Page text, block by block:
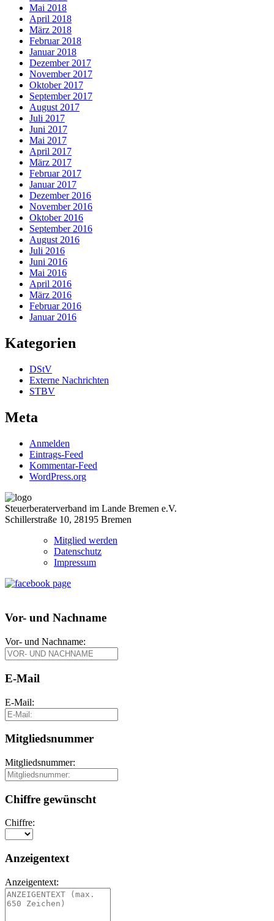
Mai 2018
April 2018
März 2018
Februar 2018
Januar 2018
Dezember 2017
November 2017
Oktober 2017
September 2017
August 2017
Juli 2017
Juni 2017
Mai 2017
April 2017
März 2017
Februar 2017
Januar 2017
Dezember 2016
November 2016
Oktober 2016
September 2016
August 2016
Juli 2016
Juni 2016
Mai 2016
April 2016
März 2016
Februar 2016
Januar 2016
Kategorien
DStV
Externe Nachrichten
STBV
Meta
Anmelden
Eintrags-Feed
Kommentar-Feed
WordPress.org
Steuerberaterverband im Lande Bremen e.V.
Schillerstraße 10, 28195 Bremen
Mitglied werden
Datenschutz
Impressum
Vor- und Nachname
Vor- und Nachname:
E-Mail
E-Mail:
Mitgliedsnummer
Mitgliedsnummer:
Chiffre gewünscht
Chiffre:
Anzeigentext
Anzeigentext: